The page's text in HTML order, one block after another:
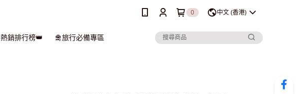
0 中文 (香港)
熱銷排行榜👑 🛅旅行必備專區